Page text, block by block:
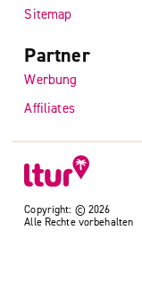
Copyright: © 2026
Alle Rechte vorbehalten
Sitemap
Partner
Werbung
Affiliates